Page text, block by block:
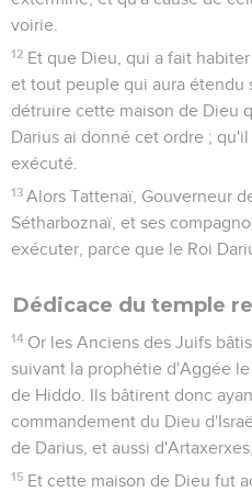
voirie.
12 Et que Dieu, qui a fait
et tout peuple qui aura étendu
détruire cette maison de Dieu
Darius ai donné cet ordre ;
exécuté.
13 Alors Tattenaï, Gouverneur
Sétharboznaï, et ses
exécuter, parce que le Roi
Dédicace du temple
14 Or les Anciens des Juifs
suivant la prophétie d'Aggée
de Hiddo. Ils bâtirent donc
commandement du Dieu
de Darius, et aussi
15 Et cette maison de Dieu fut